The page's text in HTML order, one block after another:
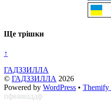
Ще трішки
↑
ГАДЗЗИЛЛА
© ГАДЗЗИЛЛА 2026
Powered by WordPress • Themify
пфвяяшддф